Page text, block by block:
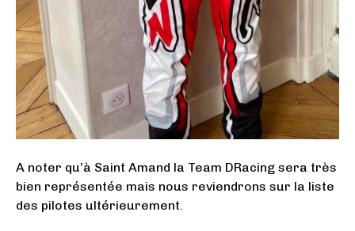
A noter qu’à Saint Amand la Team DRacing sera très
bien représentée mais nous reviendrons sur la liste
des pilotes ultérieurement.